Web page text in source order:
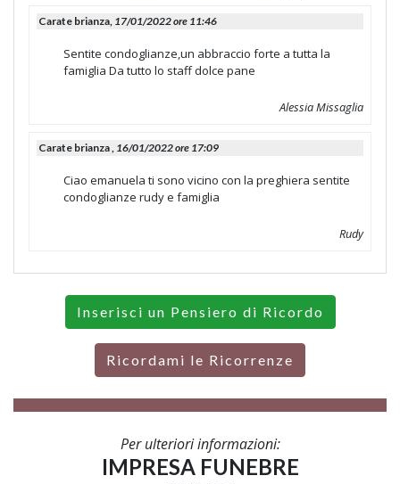
Carate brianza, 17/01/2022 ore 11:46
Sentite condoglianze,un abbraccio forte a tutta la
famiglia Da tutto lo staff dolce pane
Alessia Missaglia
Carate brianza , 16/01/2022 ore 17:09
Ciao emanuela ti sono vicino con la preghiera sentite
condoglianze rudy e famiglia
Rudy
Inserisci un Pensiero di Ricordo
Ricordami le Ricorrenze
Per ulteriori informazioni:
IMPRESA FUNEBRE